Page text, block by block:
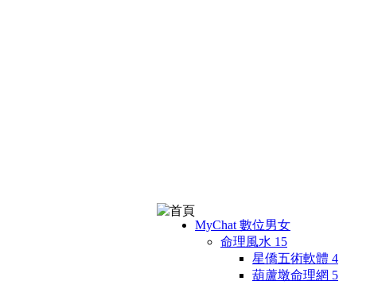
MyChat 數位男女
命理風水 15
星僑五術軟體 4
葫蘆墩命理網 5